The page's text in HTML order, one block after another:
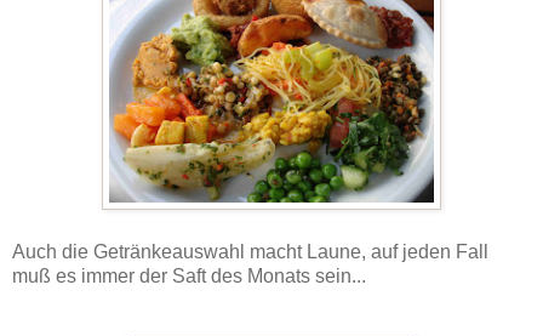
Auch die Getränkeauswahl macht Laune, auf jeden Fall
muß es immer der Saft des Monats sein...